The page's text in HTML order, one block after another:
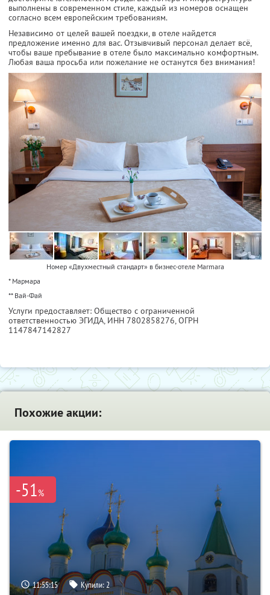
выполнены в современном стиле, каждый из номеров оснащен
согласно всем европейским требованиям.
Независимо от целей вашей поездки, в отеле найдется
предложение именно для вас. Отзывчивый персонал делает всё,
чтобы ваше пребывание в отеле было максимально комфортным.
Любая ваша просьба или пожелание не останутся без внимания!
Номер «Двухместный стандарт» в бизнес-отеле Marmara
* Мармара
** Вай-Фай
Услуги предоставляет: Общество с ограниченной
ответственностью ЭГИДА, ИНН 7802858276, ОГРН
1147847142827
Похожие акции:
-51%
11:55:14 Купили:2